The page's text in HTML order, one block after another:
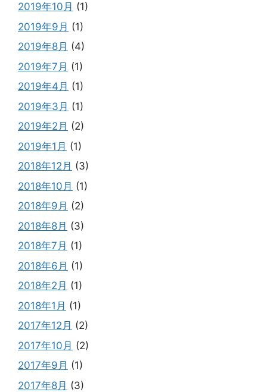
2019年10月 (1)
2019年9月 (1)
2019年8月 (4)
2019年7月 (1)
2019年4月 (1)
2019年3月 (1)
2019年2月 (2)
2019年1月 (1)
2018年12月 (3)
2018年10月 (1)
2018年9月 (2)
2018年8月 (3)
2018年7月 (1)
2018年6月 (1)
2018年2月 (1)
2018年1月 (1)
2017年12月 (2)
2017年10月 (2)
2017年9月 (1)
2017年8月 (3)